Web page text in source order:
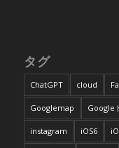
タグ
ChatGPT cloud
Googlemap Google
instagram iOS6